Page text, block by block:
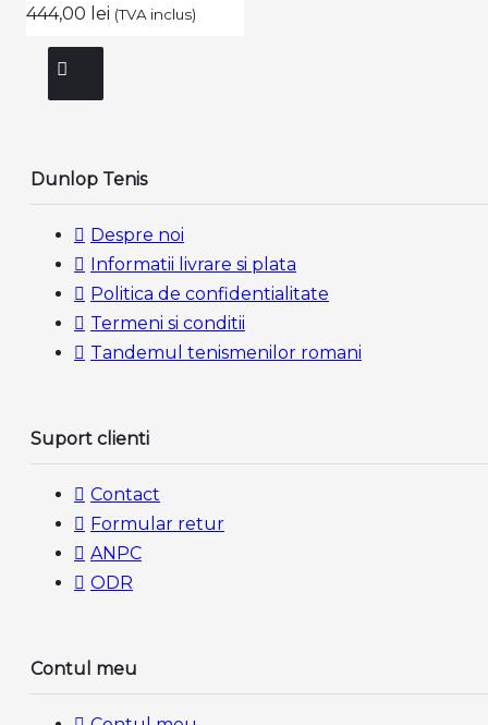
444,00 lei (TVA inclus)
Dunlop Tenis
Despre noi
Informatii livrare si plata
Politica de confidentialitate
Termeni si conditii
Tandemul tenismenilor romani
Suport clienti
Contact
Formular retur
ANPC
ODR
Contul meu